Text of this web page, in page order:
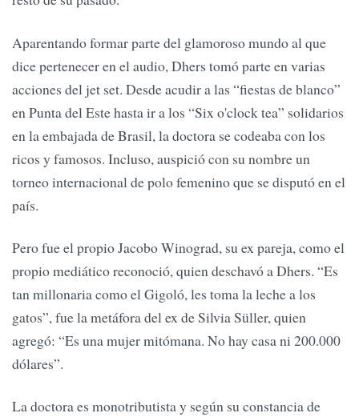
Aparentando formar parte del glamoroso mundo al que
dice pertenecer en el audio, Dhers tomó parte en varias
acciones del jet set. Desde acudir a las “fiestas de blanco”
en Punta del Este hasta ir a los “Six o'clock tea” solidarios
en la embajada de Brasil, la doctora se codeaba con los
ricos y famosos. Incluso, auspició con su nombre un
torneo internacional de polo femenino que se disputó en el
país.
Pero fue el propio Jacobo Winograd, su ex pareja, como el
propio mediático reconoció, quien deschavó a Dhers. “Es
tan millonaria como el Gigoló, les toma la leche a los
gatos”, fue la metáfora del ex de Silvia Süller, quien
agregó: “Es una mujer mitómana. No hay casa ni 200.000
dólares”.
La doctora es monotributista y según su constancia de